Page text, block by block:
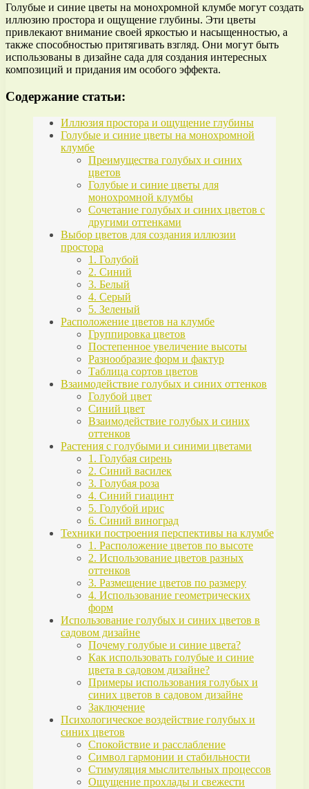
Голубые и синие цветы на монохромной клумбе могут создать
иллюзию простора и ощущение глубины. Эти цветы
привлекают внимание своей яркостью и насыщенностью, а
также способностью притягивать взгляд. Они могут быть
использованы в дизайне сада для создания интересных
композиций и придания им особого эффекта.
Содержание статьи:
Иллюзия простора и ощущение глубины
Голубые и синие цветы на монохромной
клумбе
Преимущества голубых и синих
цветов
Голубые и синие цветы для
монохромной клумбы
Сочетание голубых и синих цветов с
другими оттенками
Выбор цветов для создания иллюзии
простора
1. Голубой
2. Синий
3. Белый
4. Серый
5. Зеленый
Расположение цветов на клумбе
Группировка цветов
Постепенное увеличение высоты
Разнообразие форм и фактур
Таблица сортов цветов
Взаимодействие голубых и синих оттенков
Голубой цвет
Синий цвет
Взаимодействие голубых и синих
оттенков
Растения с голубыми и синими цветами
1. Голубая сирень
2. Синий василек
3. Голубая роза
4. Синий гиацинт
5. Голубой ирис
6. Синий виноград
Техники построения перспективы на клумбе
1. Расположение цветов по высоте
2. Использование цветов разных
оттенков
3. Размещение цветов по размеру
4. Использование геометрических
форм
Использование голубых и синих цветов в
садовом дизайне
Почему голубые и синие цвета?
Как использовать голубые и синие
цвета в садовом дизайне?
Примеры использования голубых и
синих цветов в садовом дизайне
Заключение
Психологическое воздействие голубых и
синих цветов
Спокойствие и расслабление
Символ гармонии и стабильности
Стимуляция мыслительных процессов
Ощущение прохлады и свежести